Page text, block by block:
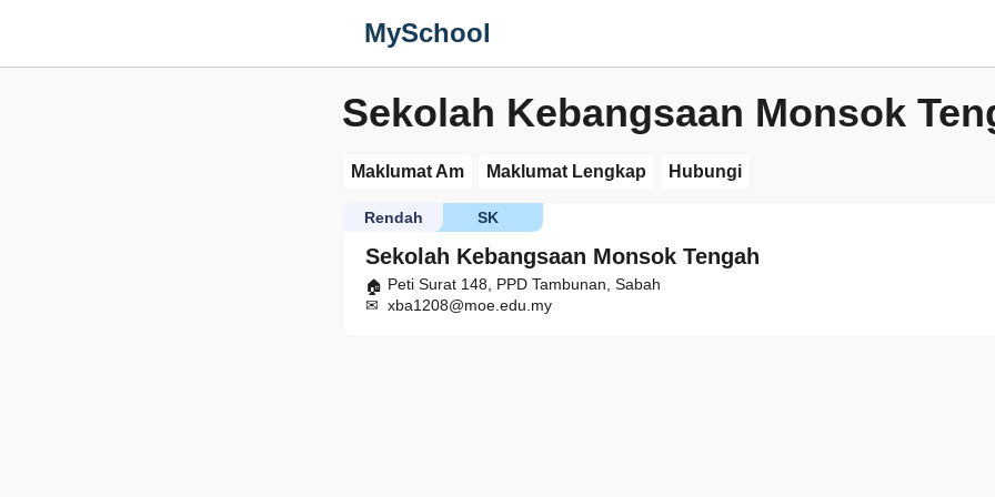
MySchool
Sekolah Kebangsaan Monsok
Maklumat Am Maklumat Lengkap Hubungi
Sekolah Kebangsaan Monsok Tengah
SK
Rendah
Peti Surat 148, PPD Tambunan, Sabah
xba1208@moe.edu.my